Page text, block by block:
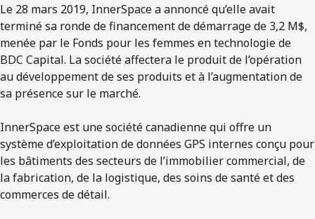
Le 28 mars 2019, InnerSpace a annoncé qu’elle avait
terminé sa ronde de financement de démarrage de 3,2 M$,
menée par le Fonds pour les femmes en technologie de
BDC Capital. La société affectera le produit de l’opération
au développement de ses produits et à l’augmentation de
sa présence sur le marché.
InnerSpace est une société canadienne qui offre un
système d’exploitation de données GPS internes conçu pour
les bâtiments des secteurs de l’immobilier commercial, de
la fabrication, de la logistique, des soins de santé et des
commerces de détail.